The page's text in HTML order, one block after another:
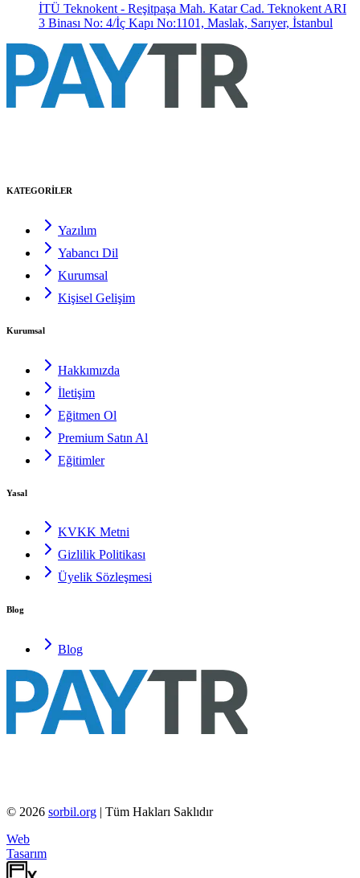
İTÜ Teknokent - Reşitpaşa Mah. Katar Cad. Teknokent ARI
3 Binası No: 4/İç Kapı No:1101, Maslak, Sarıyer, İstanbul
KATEGORİLER
Yazılım
Yabancı Dil
Kurumsal
Kişisel Gelişim
Kurumsal
Hakkımızda
İletişim
Eğitmen Ol
Premium Satın Al
Eğitimler
Yasal
KVKK Metni
Gizlilik Politikası
Üyelik Sözleşmesi
Blog
Blog
© 2026 sorbil.org | Tüm Hakları Saklıdır
Web
Tasarım